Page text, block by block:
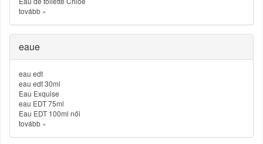
tovább »
eaue
eau edt
eau edt 30ml
Eau Exquise
eau EDT 75ml
Eau EDT 100ml női
tovább »